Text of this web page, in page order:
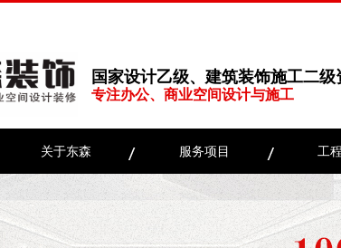
国家设计乙级、建筑装饰施工二级
专注办公、商业空间设计与施工
关于东森 服务项目 工